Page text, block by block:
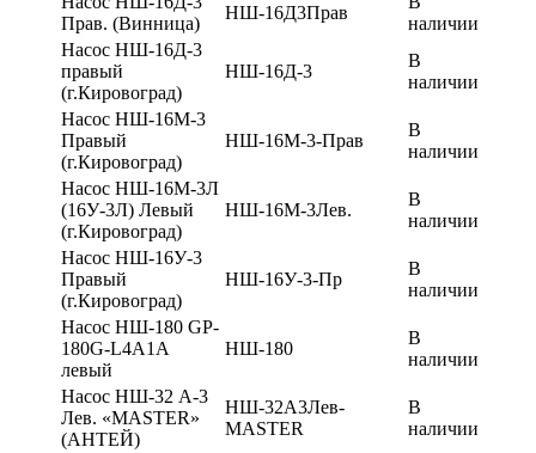
Прав. (Винница)
НШ-16Д3Прав
наличии
Насос НШ-16Д-3
правый
(г.Кировоград)
НШ-16Д-3
В
наличии
Насос НШ-16М-3
Правый
(г.Кировоград)
НШ-16М-3-Прав
В
наличии
Насос НШ-16М-3Л
(16У-3Л) Левый
(г.Кировоград)
НШ-16М-3Лев.
В
наличии
Насос НШ-16У-3
Правый
(г.Кировоград)
НШ-16У-3-Пр
В
наличии
Насос НШ-180 GP-
180G-L4A1A
левый
НШ-180
В
наличии
Насос НШ-32 А-3
Лев. «MASTER»
(АНТЕЙ)
НШ-32А3Лев-
MASTER
В
наличии